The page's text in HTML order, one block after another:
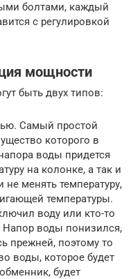
болтами, каждый
с регулировкой
мощности
быть двух типов:
Самый простой
которого в
воды придется
на колонке, а так и
менять температуру,
температуры.
воду или кто-то
Напор воды понизился,
прежней, поэтому то
воды, которое будет
будет